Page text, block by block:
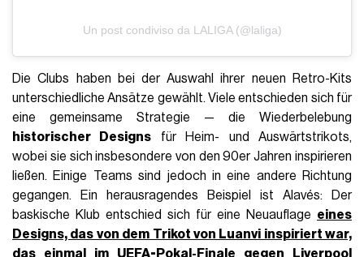
Un post condiviso da LALIGA (@laliga)
Die Clubs haben bei der Auswahl ihrer neuen Retro-Kits
unterschiedliche Ansätze gewählt. Viele entschieden sich für
eine gemeinsame Strategie — die Wiederbelebung
historischer Designs für Heim- und Auswärtstrikots,
wobei sie sich insbesondere von den 90er Jahren inspirieren
ließen. Einige Teams sind jedoch in eine andere Richtung
gegangen. Ein herausragendes Beispiel ist Alavés: Der
baskische Klub entschied sich für eine Neuauflage eines
Designs, das von dem Trikot von Luanvi inspiriert war,
das einmal im UEFA-Pokal-Finale gegen
Liverpool